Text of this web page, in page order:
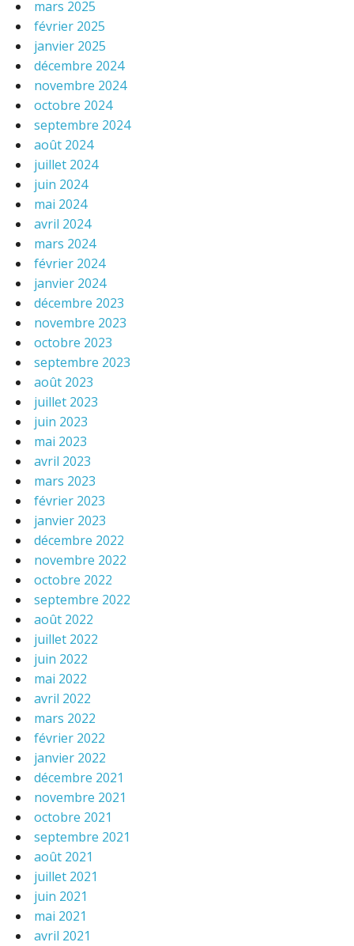
mars 2025
février 2025
janvier 2025
décembre 2024
novembre 2024
octobre 2024
septembre 2024
août 2024
juillet 2024
juin 2024
mai 2024
avril 2024
mars 2024
février 2024
janvier 2024
décembre 2023
novembre 2023
octobre 2023
septembre 2023
août 2023
juillet 2023
juin 2023
mai 2023
avril 2023
mars 2023
février 2023
janvier 2023
décembre 2022
novembre 2022
octobre 2022
septembre 2022
août 2022
juillet 2022
juin 2022
mai 2022
avril 2022
mars 2022
février 2022
janvier 2022
décembre 2021
novembre 2021
octobre 2021
septembre 2021
août 2021
juillet 2021
juin 2021
mai 2021
avril 2021